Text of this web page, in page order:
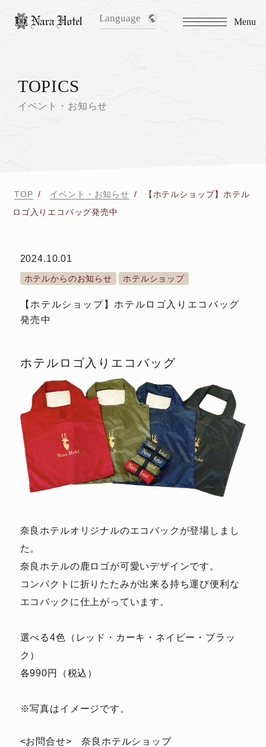
Language Menu
イベント・お知らせ
TOPICS
TOP イベント・お知らせ
【ホテルショップ】ホテル
ロゴ入りエコバッグ発売中
2024.10.01
ホテルからのお知らせ ホテルショップ
【ホテルショップ】ホテルロゴ入りエコバッグ
発売中
ホテルロゴ入りエコバッグ
奈良ホテルオリジナルのエコバックが登場しまし
た。
奈良ホテルの鹿ロゴが可愛いデザインです。
コンパクトに折りたたみが出来る持ち運び便利な
エコバックに仕上がっています。
選べる4色（レッド・カーキ・ネイビー・ブラッ
ク）
各990円（税込）
※写真はイメージです。
<お問合せ> 奈良ホテルショップ